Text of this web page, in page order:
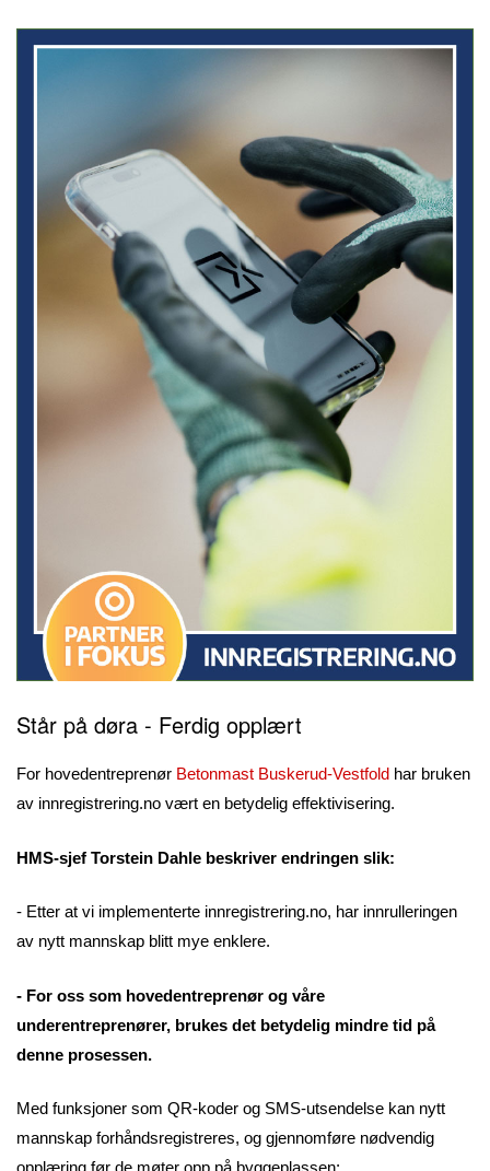
Står på døra - Ferdig opplært
For hovedentreprenør Betonmast Buskerud-Vestfold har bruken
av innregistrering.no vært en betydelig effektivisering.
HMS-sjef Torstein Dahle beskriver endringen slik:
- Etter at vi implementerte innregistrering.no, har innrulleringen
av nytt mannskap blitt mye enklere.
- For oss som hovedentreprenør og våre
underentreprenører, brukes det betydelig mindre tid på
denne prosessen.
Med funksjoner som QR-koder og SMS-utsendelse kan nytt
mannskap forhåndsregistreres, og gjennomføre nødvendig
opplæring før de møter opp på byggeplassen: